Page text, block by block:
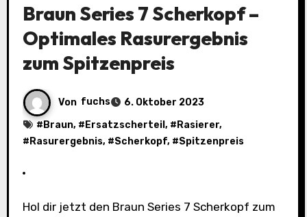
Braun Series 7 Scherkopf –
Optimales Rasurergebnis
zum Spitzenpreis
Von fuchs
6. Oktober 2023
# Braun, # Ersatzscherteil , # Rasierer,
# Rasurergebnis, #Scherkopf, #Spitzenpreis
Hol dir jetzt den Braun Series 7 Scherkopf zum